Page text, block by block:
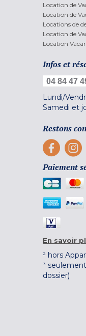
Location de
Location de
Locations de
Location de
Location
Infos et
04 84 47
Lundi/
Samedi et
Restons
Paiement
En savoir
² hors
³
dossier)